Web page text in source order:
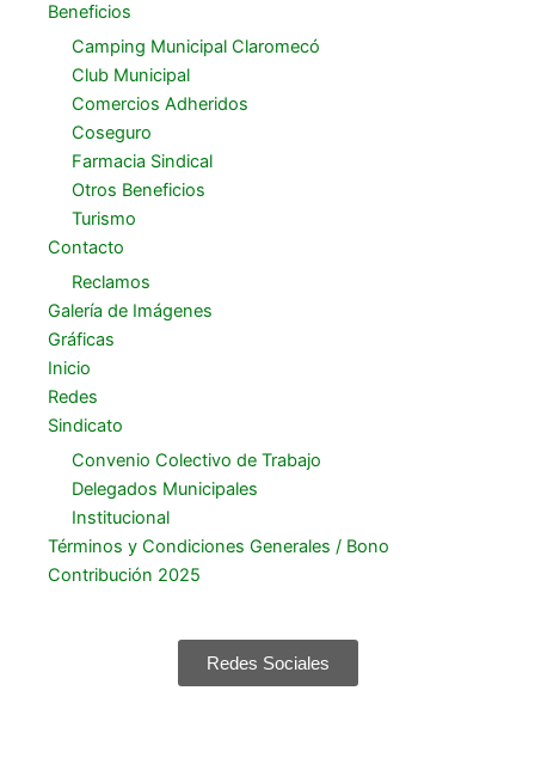
Beneficios
Camping Municipal Claromecó
Club Municipal
Comercios Adheridos
Coseguro
Farmacia Sindical
Otros Beneficios
Turismo
Contacto
Reclamos
Galería de Imágenes
Gráficas
Inicio
Redes
Sindicato
Convenio Colectivo de Trabajo
Delegados Municipales
Institucional
Términos y Condiciones Generales / Bono
Contribución 2025
Redes Sociales